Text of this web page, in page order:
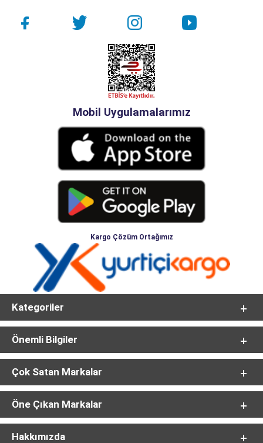
Mobil Uygulamalarımız
Kargo Çözüm Ortağımız
Kategoriler
Önemli Bilgiler
Çok Satan Markalar
Öne Çıkan Markalar
Hakkımızda